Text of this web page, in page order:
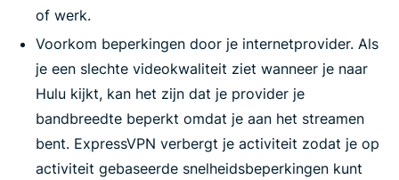
of werk.
Voorkom beperkingen door je internetprovider. Als
je een slechte videokwaliteit ziet wanneer je naar
Hulu kijkt, kan het zijn dat je provider je
bandbreedte beperkt omdat je aan het streamen
bent. ExpressVPN verbergt je activiteit zodat je op
activiteit gebaseerde snelheidsbeperkingen kunt